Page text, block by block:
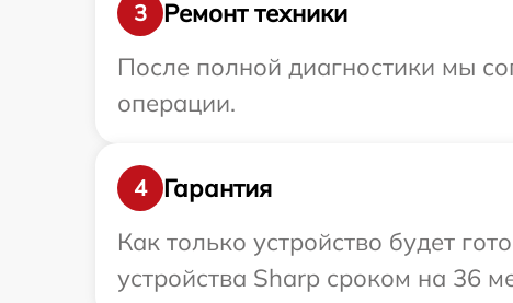
3
Ремонт техники
После полной диагностики мы
операции.
4
Гарантия
Как только устройство будет
устройства Sharp сроком на 36